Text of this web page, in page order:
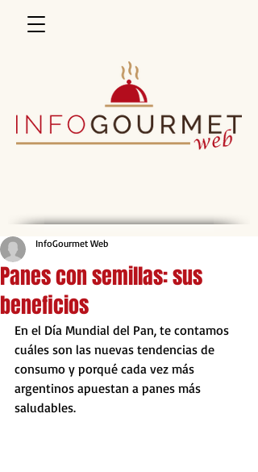
Panes con semillas: sus
beneficios
InfoGourmet Web
En el Día Mundial del Pan, te contamos
cuáles son las nuevas tendencias de
consumo y porqué cada vez más
argentinos apuestan a panes más
saludables.